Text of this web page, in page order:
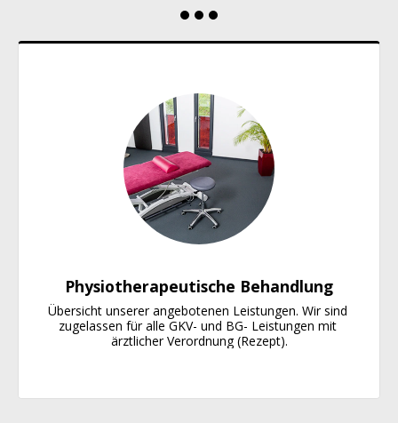
Physiotherapeutische Behandlung
Übersicht unserer angebotenen Leistungen. Wir sind
zugelassen für alle GKV- und BG- Leistungen mit
ärztlicher Verordnung (Rezept).